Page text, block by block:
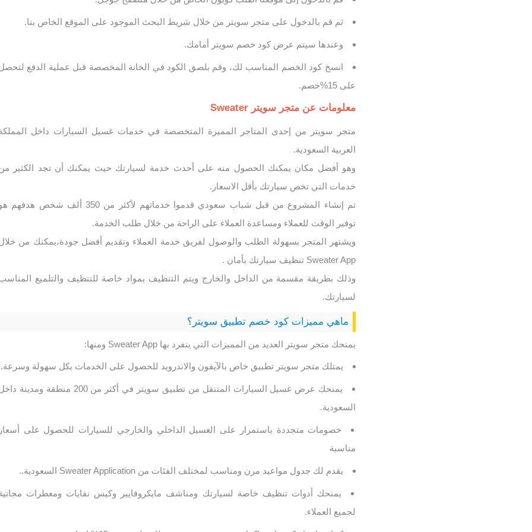
ثم قم بالدخول على متجر سويتر من خلال شريط البحث الموجود على الموقع الخاص بنا.
وعندها سيتم عرض كود خصم سويتر أمامك.
انسخ كود الخصم المناسب لك، وقم بلصق الكود في الخانة المخصصة قبل عملية الدفع
على 15%خصم.
معلومات عن متجر سويتر Sweater
متجر سويتر من إحدى المتاجر المميزة المتخصصة في خدمات غسيل السيارات داخل
العربية السعودية.
وهو أفضل مكان يمكنك الحصول منه على أحدث خدمة لسيارتك حيث يمكنك أن تجد الكثير
خدمات التي تخص سيارتك بأقل الاسعار.
تم إنشاء المشروع من قبل شباب سعودي قدموا خدماتهم لأكثر من 350 ألف شخص
توفير الوقت للعملاء ومساعدة العملاء على الراحة من خلال طلب الخدمة.
ويشتهر المتجر بسهولة الطلب والوصول لفريق خدمة العملاء وتقديم أفضل جودة،يمكنك من
Sweater App تنظيف سيارتك بأمان .
وذلك بطريقة مقسمة من الداخل والخارج ويتم التنظيف بمواد خاصة للتنظيف والتلميع
لسيارتك.
ماهي مميزات كود خصم تطبيق سويتر؟
يمنحك متجر سويتر العديد من المميزات التي ينفرد بها Sweater App ومنها:
يمتلك متجر سويتر تطبيق خاص بالآيفون والاندرويد للحصول على الخدمات بكل سهولة وسرعة.
يمنحك عرض غسيل السيارات المتنقل من تطبيق سويتر في أكثر من 200 منطقة ومدينة
السعودية.
خصومات متجددة باستمرار على الغسيل الداخلي والخارجي للسيارات للحصول على
مناسبة
يقدم لك جدول مواعيد مرن ومناسب لمختلف الفئات من Sweater Application السعودية..
يمنحك أدوات تنظيف خاصة لسيارتك ومناشف مايكروفايبر وكيس نفايات ومعطرات
لجميع العملاء.